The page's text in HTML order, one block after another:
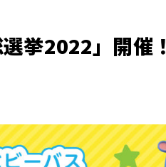
挙2022」開催！